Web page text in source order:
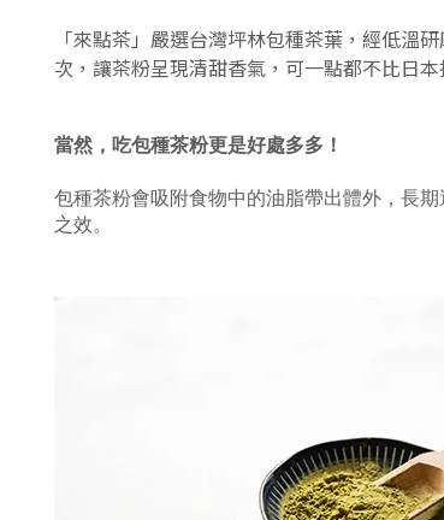
「來點茶」嚴選台灣坪林包種茶葉，經低溫
次，讓茶粉呈現清甜香氣，可一點都不比日本
當然，吃包種茶粉更是好處多多！
包種茶粉會吸附食物中的油脂帶出體外，長
之效。